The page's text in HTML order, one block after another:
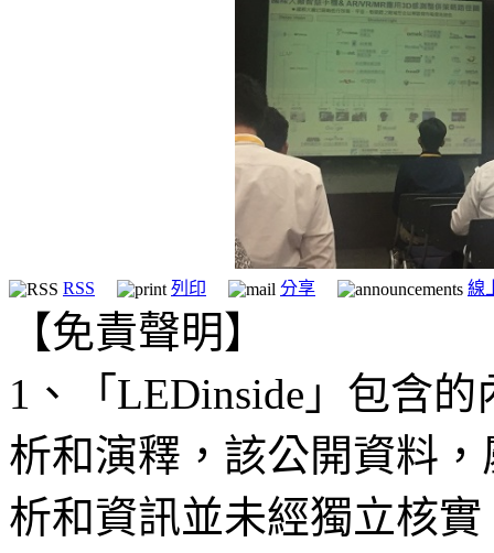
RSS 列印 分享 線
【免責聲明】
1、「LEDinside」包含
析和演釋，該公開資料
析和資訊並未經獨立核